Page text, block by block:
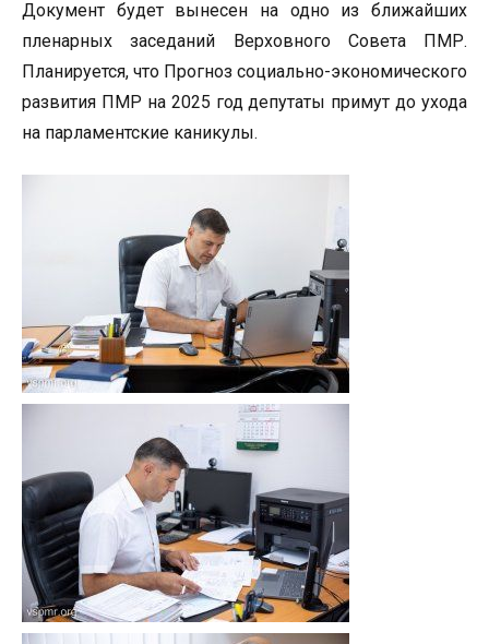
Документ будет вынесен на одно из ближайших
пленарных заседаний Верховного Совета ПМР.
Планируется, что Прогноз социально-экономического
развития ПМР на 2025 год депутаты примут до ухода
на парламентские каникулы.